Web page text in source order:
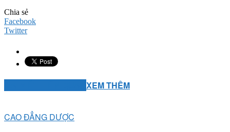
Chia sẻ
Facebook
Twitter
XEM THÊM
CAO ĐẲNG DƯỢC